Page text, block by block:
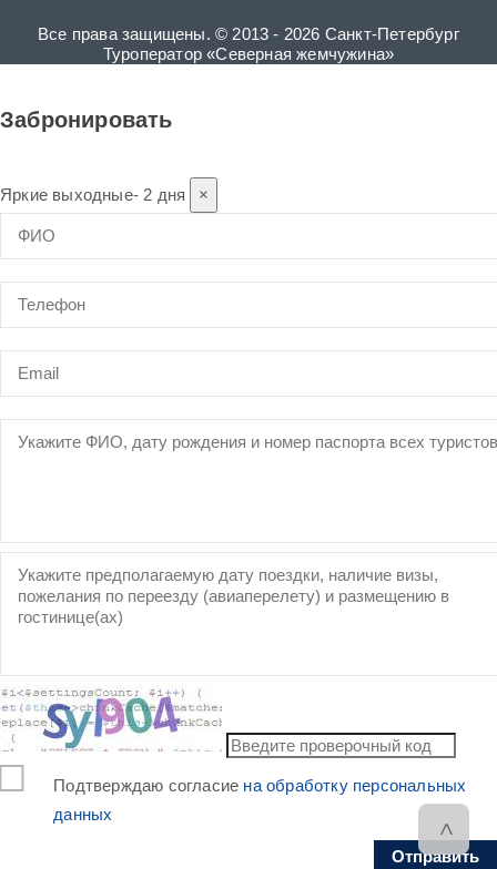
Все права защищены. © 2013 - 2026 Санкт-Петербург
Туроператор «Северная жемчужина»
>
Забронировать
Яркие выходные- 2 дня ×
Подтверждаю согласие на обработку персональных
данных